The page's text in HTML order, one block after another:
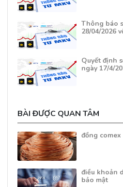
Thông báo
28/04/2026
Quyết định
ngày 17/4/
BÀI ĐƯỢC QUAN TÂM
đồng comex
điều khoản
bảo mật